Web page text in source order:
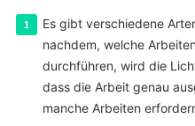
Es gibt verschiedene
nachdem, welche
durchführen, wird die
dass die Arbeit genau
manche Arbeiten